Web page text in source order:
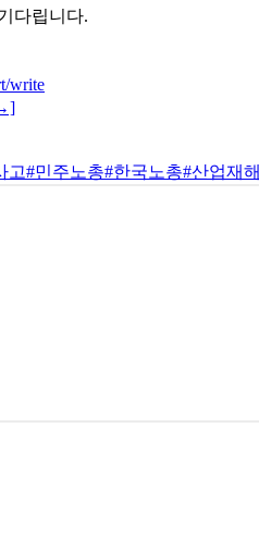
다립니다.
write
고#민주노총#한국노총#산업재해